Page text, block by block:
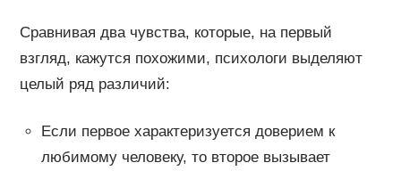
Сравнивая два чувства, которые, на первый
взгляд, кажутся похожими, психологи выделяют
целый ряд различий:
Если первое характеризуется доверием к
любимому человеку, то второе вызывает